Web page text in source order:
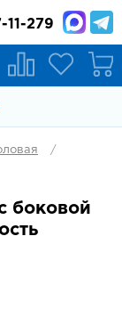
11-279
боковой